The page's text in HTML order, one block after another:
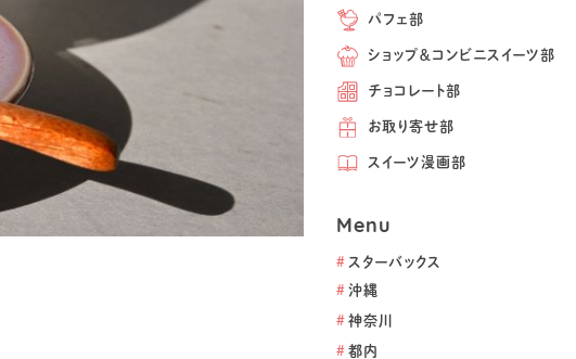
パフェ部
ショップ＆コンビニスイーツ部
チョコレート部
お取り寄せ部
スイーツ漫画部
Menu
# スターバックス
# 沖縄
# 神奈川
# 都内